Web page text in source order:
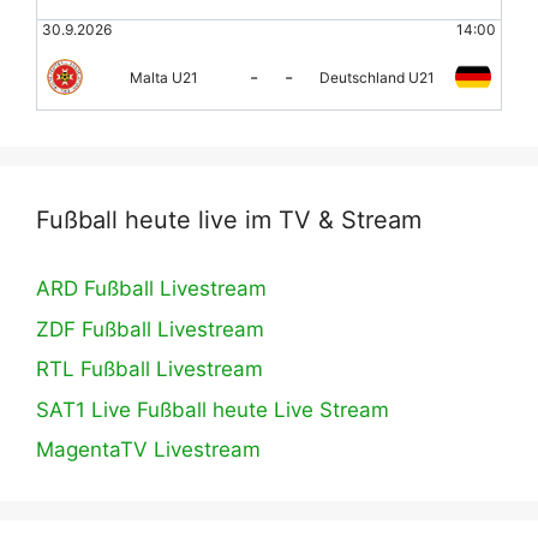
30.9.2026 14:00
Malta U21 - - Deutschland U21
Fußball heute live im TV & Stream
ARD Fußball Livestream
ZDF Fußball Livestream
RTL Fußball Livestream
SAT1 Live Fußball heute Live Stream
MagentaTV Livestream